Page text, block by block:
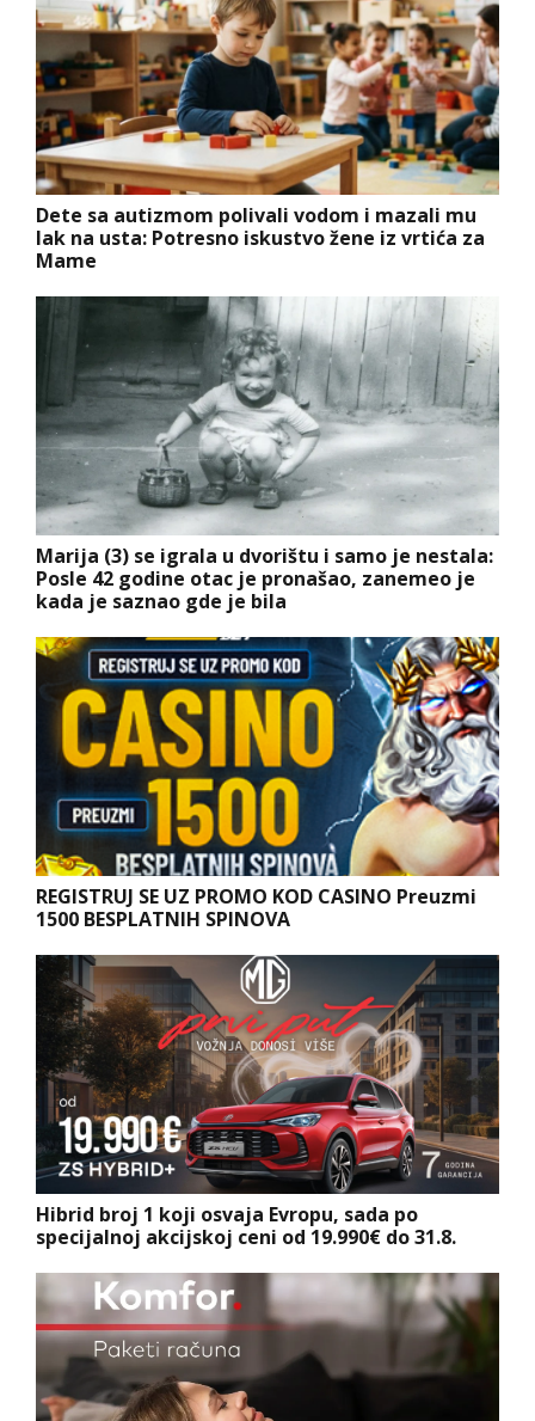
Dete sa autizmom polivali vodom i mazali mu
lak na usta: Potresno iskustvo žene iz vrtića za
Mame
Marija (3) se igrala u dvorištu i samo je nestala:
Posle 42 godine otac je pronašao, zanemeo je
kada je saznao gde je bila
REGISTRUJ SE UZ PROMO KOD CASINO Preuzmi
1500 BESPLATNIH SPINOVA
Hibrid broj 1 koji osvaja Evropu, sada po
specijalnoj akcijskoj ceni od 19.990€ do 31.8.